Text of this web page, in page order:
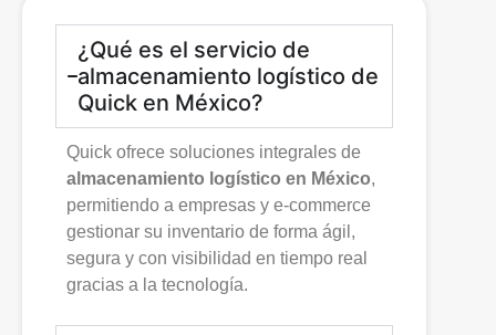
¿Qué es el servicio de
almacenamiento logístico de
Quick en México?
Quick ofrece soluciones integrales de
almacenamiento logístico en México,
permitiendo a empresas y e-commerce
gestionar su inventario de forma ágil,
segura y con visibilidad en tiempo real
gracias a la tecnología.